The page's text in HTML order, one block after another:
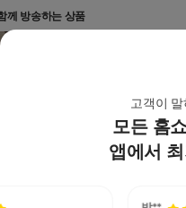
고객이
모든 홈
앱에서
께 방송하는 상품
{우노아레} 18K 볼륨 레아
상품 더